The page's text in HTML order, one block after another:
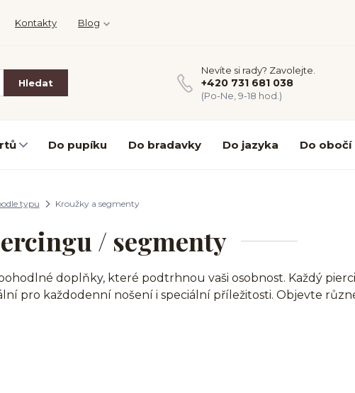
Kontakty Blog
Hledat
Nevíte si rady? Zavolejte.
+420 731 681 038
(Po-Ne, 9-18 hod.)
Do pupíku Do bradavky Do jazyka Do obočí
typu Kroužky a segmenty
/ segmenty
doplňky, které podtrhnou vaši osobnost. Každý
pro každodenní nošení i speciální příležitosti. Objevte